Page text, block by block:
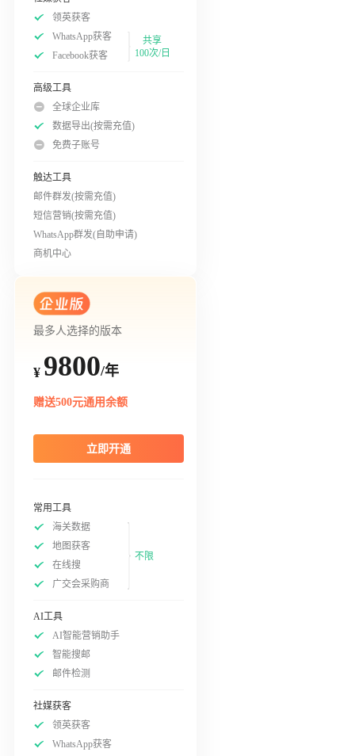
领英获客
WhatsApp获客
Facebook获客
共享
100次/日
高级工具
全球企业库
数据导出(按需充值)
免费子账号
触达工具
邮件群发(按需充值)
短信营销(按需充值)
WhatsApp群发(自助申请)
商机中心
最多人选择的版本
¥ 9800/年
赠送500元通用余额
立即开通
常用工具
海关数据
地图获客
在线搜
广交会采购商
不限
AI工具
AI智能营销助手
智能搜邮
邮件检测
社媒获客
领英获客
WhatsApp获客